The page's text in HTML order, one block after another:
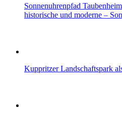
Sonnenuhrenpfad
historische und moderne –
Kuppritzer Landschaftspark